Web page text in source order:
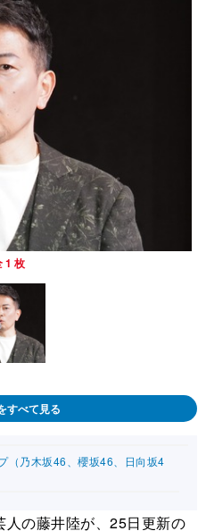
1 枚
すべて見る
（乃木坂46、櫻坂46、日向坂4
の藤井陸が、25日更新の